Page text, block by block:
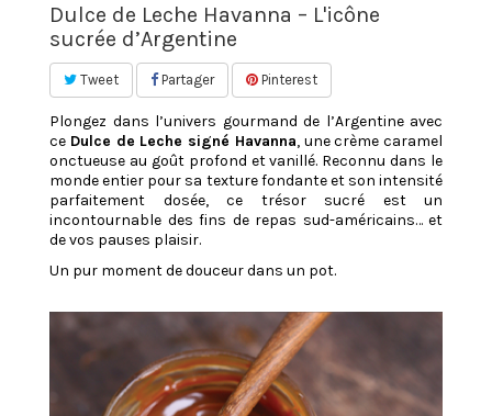
Dulce de Leche Havanna – L'icône
sucrée d’Argentine
Tweet Partager Pinterest
Plongez dans l’univers gourmand de l’Argentine avec
ce Dulce de Leche signé Havanna, une crème caramel
onctueuse au goût profond et vanillé. Reconnu dans le
monde entier pour sa texture fondante et son intensité
parfaitement dosée, ce trésor sucré est un
incontournable des fins de repas sud-américains… et
de vos pauses plaisir.
Un pur moment de douceur dans un pot.